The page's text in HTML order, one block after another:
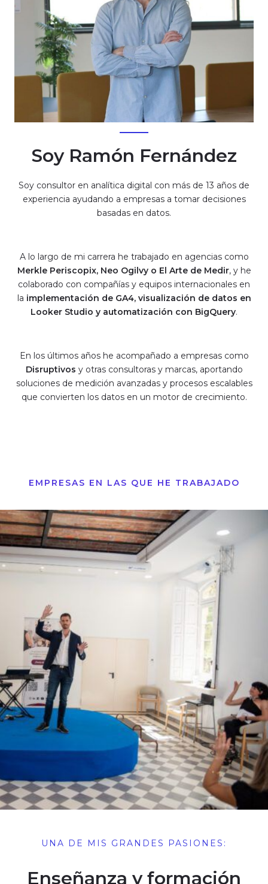
Soy Ramón Fernández
Soy consultor en analítica digital con más de 13 años de
experiencia ayudando a empresas a tomar decisiones
basadas en datos.
A lo largo de mi carrera he trabajado en agencias como
Merkle Periscopix, Neo Ogilvy o El Arte de Medir, y he
colaborado con compañías y equipos internacionales en
la implementación de GA4, visualización de datos en
Looker Studio y automatización con BigQuery.
En los últimos años he acompañado a empresas como
Disruptivos y otras consultoras y marcas, aportando
soluciones de medición avanzadas y procesos escalables
que convierten los datos en un motor de crecimiento.
EMPRESAS EN LAS QUE HE TRABAJADO
UNA DE MIS GRANDES PASIONES:
Enseñanza y formación